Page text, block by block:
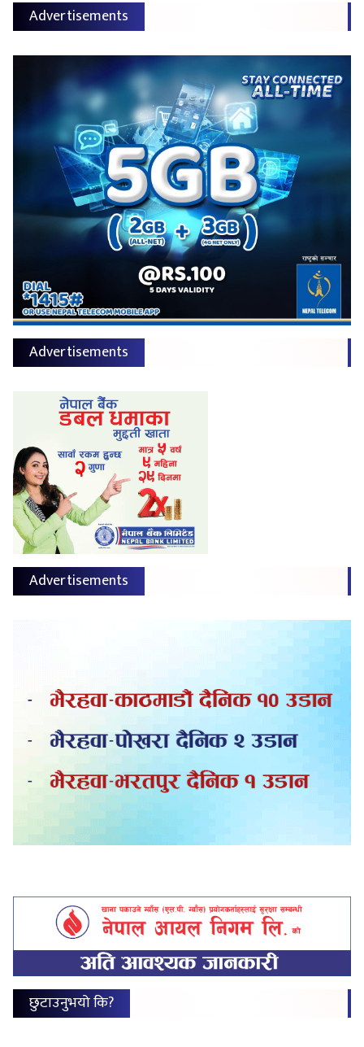
Advertisements
Advertisements
Advertisements
छुटाउनुभयो कि?